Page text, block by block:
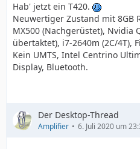
Hab' jetzt ein T420.
Neuwertiger Zustand mit 8GB
MX500 (Nachgerüstet), Nvidia
übertaktet), i7-2640m (2C/4T),
Kein UMTS, Intel Centrino
Display, Bluetooth.
Der Desktop-Thread
Amplifier 6. Juli 2020 um